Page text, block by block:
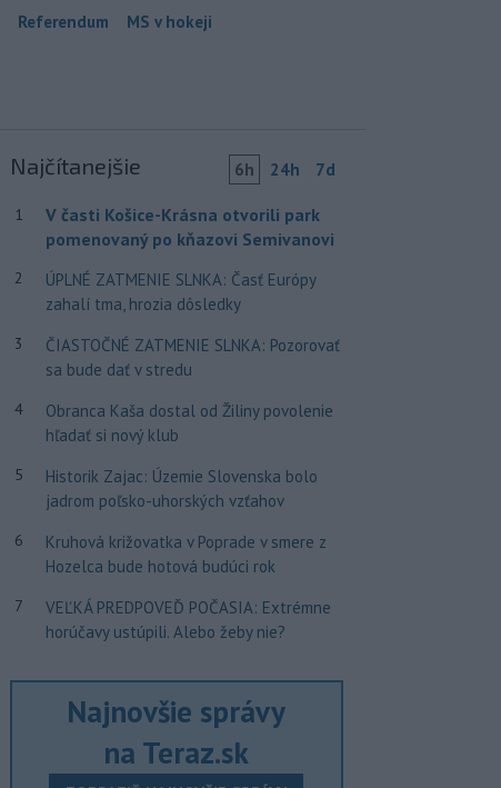
Referendum MS v hokeji
Najčítanejšie 6h 24h 7d
1
V časti Košice-Krásna otvorili park
pomenovaný po kňazovi Semivanovi
2
ÚPLNÉ ZATMENIE SLNKA: Časť Európy
zahalí tma, hrozia dôsledky
3
ČIASTOČNÉ ZATMENIE SLNKA: Pozorovať
sa bude dať v stredu
4
Obranca Kaša dostal od Žiliny povolenie
hľadať si nový klub
5
Historik Zajac: Územie Slovenska bolo
jadrom poľsko-uhorských vzťahov
6
Kruhová križovatka v Poprade v smere z
Hozelca bude hotová budúci rok
7
VEĽKÁ PREDPOVEĎ POČASIA: Extrémne
horúčavy ustúpili. Alebo žeby nie?
Najnovšie správy
na Teraz.sk